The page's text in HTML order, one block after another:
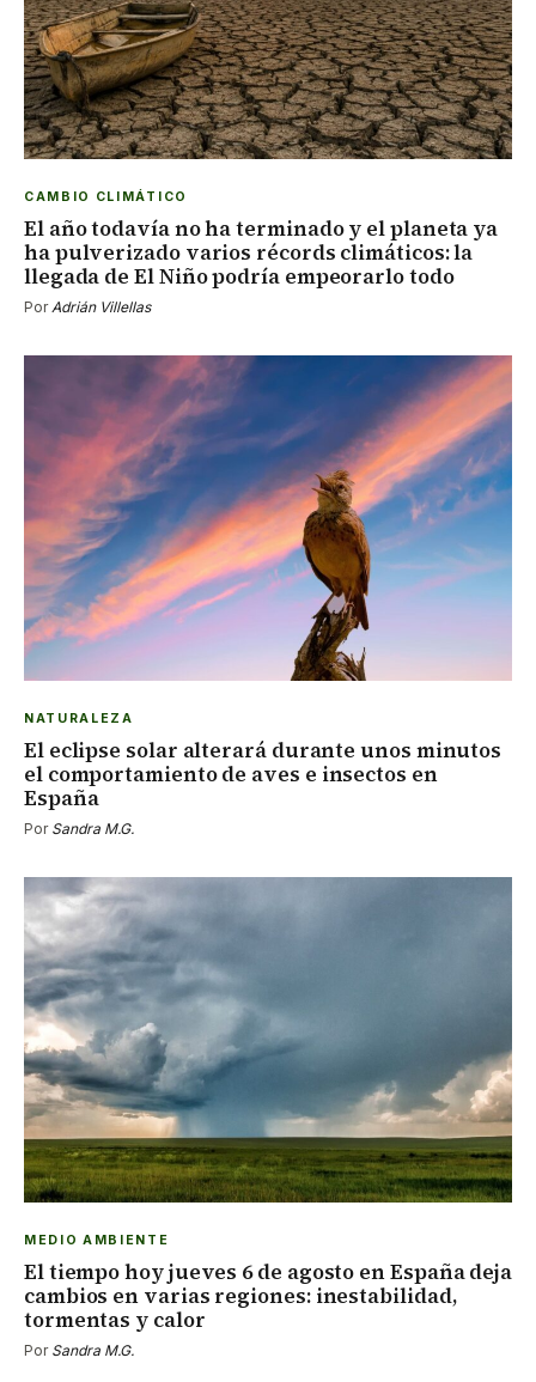
CAMBIO CLIMÁTICO
El año todavía no ha terminado y el planeta ya
ha pulverizado varios récords climáticos: la
llegada de El Niño podría empeorarlo todo
Por Adrián Villellas
NATURALEZA
El eclipse solar alterará durante unos minutos
el comportamiento de aves e insectos en
España
Por Sandra M.G.
MEDIO AMBIENTE
El tiempo hoy jueves 6 de agosto en España deja
cambios en varias regiones: inestabilidad,
tormentas y calor
Por Sandra M.G.